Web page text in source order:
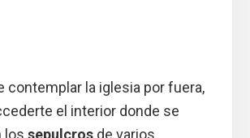
contemplar la iglesia por fuera,
el interior donde se
los sepulcrosde varios